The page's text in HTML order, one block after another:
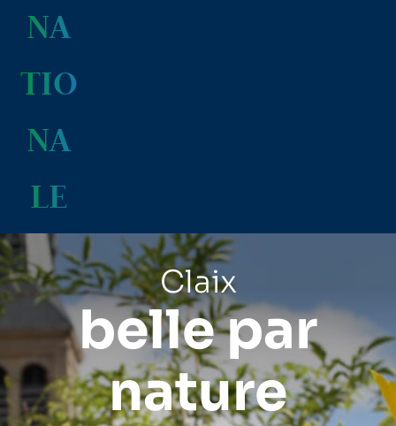
NA
TIO
NA
LE
Claix
belle par
nature